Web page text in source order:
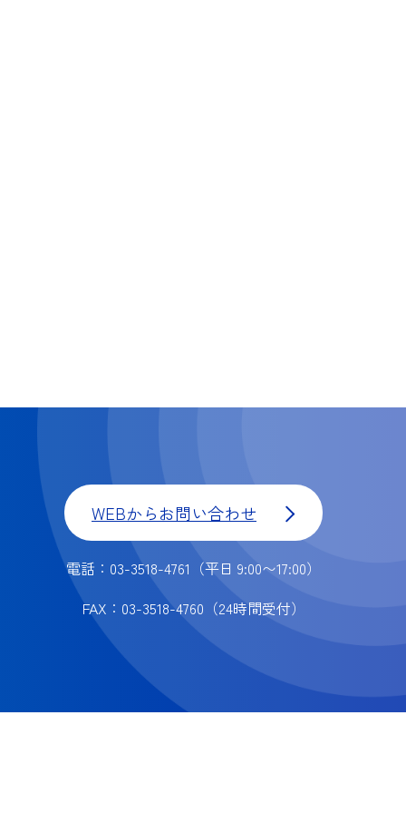
WEBからお問い合わせ
電話：03-3518-4761 （平日 9:00〜17:00）
FAX：03-3518-4760 （24時間受付）